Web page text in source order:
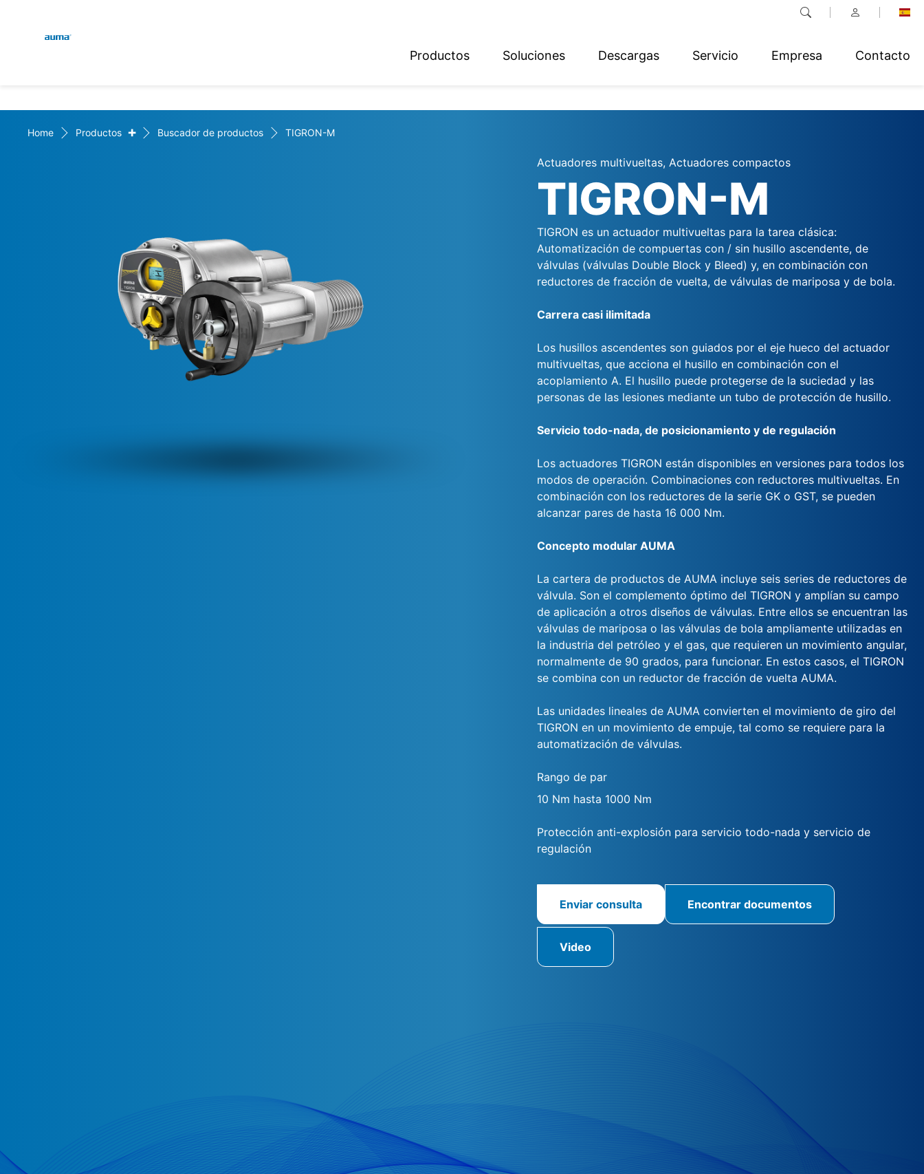
Productos Soluciones Descargas Servicio Empresa Contacto
Europa
Norteamérica
Deutsch
Home Productos + Buscador de productos TIGRON-M
Actuadores multivueltas, Actuadores compactos
TIGRON-M
TIGRON es un actuador multivueltas para la tarea clásica:
Automatización de compuertas con / sin husillo ascendente, de
válvulas (válvulas Double Block y Bleed) y, en combinación con
reductores de fracción de vuelta, de válvulas de mariposa y de bola.
Carrera casi ilimitada
Los husillos ascendentes son guiados por el eje hueco del actuador
multivueltas, que acciona el husillo en combinación con el
acoplamiento A. El husillo puede protegerse de la suciedad y las
personas de las lesiones mediante un tubo de protección de husillo.
Servicio todo-nada, de posicionamiento y de regulación
Los actuadores TIGRON están disponibles en versiones para todos los
modos de operación. Combinaciones con reductores multivueltas. En
combinación con los reductores de la serie GK o GST, se pueden
alcanzar pares de hasta 16 000 Nm.
Concepto modular AUMA
La cartera de productos de AUMA incluye seis series de reductores de
válvula. Son el complemento óptimo del TIGRON y amplían su campo
de aplicación a otros diseños de válvulas. Entre ellos se encuentran las
válvulas de mariposa o las válvulas de bola ampliamente utilizadas en
la industria del petróleo y el gas, que requieren un movimiento angular,
normalmente de 90 grados, para funcionar. En estos casos, el TIGRON
se combina con un reductor de fracción de vuelta AUMA.
Las unidades lineales de AUMA convierten el movimiento de giro del
TIGRON en un movimiento de empuje, tal como se requiere para la
automatización de válvulas.
Rango de par
10 Nm hasta 1000 Nm
Protección anti-explosión para servicio todo-nada y servicio de
regulación
Enviar consulta Encontrar documentos
Video